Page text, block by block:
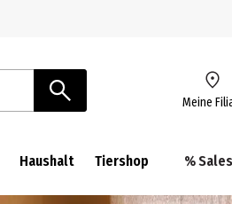
Meine
Haushalt Tiershop % Sales